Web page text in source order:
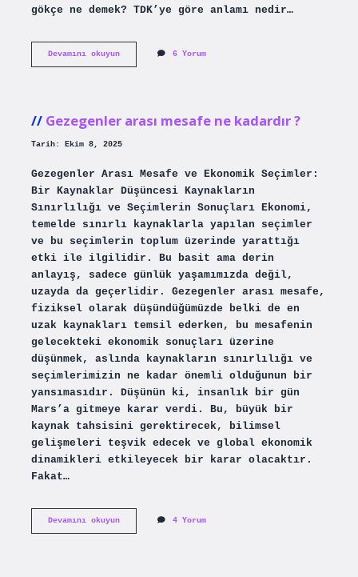
gökçe ne demek? TDK’ye göre anlamı nedir…
Devamını okuyunGökçe
6 Yorum
Gezegenler arası mesafe ne kadardır ?
Tarih: Ekim 8, 2025
Gezegenler Arası Mesafe ve Ekonomik Seçimler:
Bir Kaynaklar Düşüncesi Kaynakların
Sınırlılığı ve Seçimlerin Sonuçları Ekonomi,
temelde sınırlı kaynaklarla yapılan seçimler
ve bu seçimlerin toplum üzerinde yarattığı
etki ile ilgilidir. Bu basit ama derin
anlayış, sadece günlük yaşamımızda değil,
uzayda da geçerlidir. Gezegenler arası mesafe,
fiziksel olarak düşündüğümüzde belki de en
uzak kaynakları temsil ederken, bu mesafenin
gelecekteki ekonomik sonuçları üzerine
düşünmek, aslında kaynakların sınırlılığı ve
seçimlerimizin ne kadar önemli olduğunun bir
yansımasıdır. Düşünün ki, insanlık bir gün
Mars’a gitmeye karar verdi. Bu, büyük bir
kaynak tahsisini gerektirecek, bilimsel
gelişmeleri teşvik edecek ve global ekonomik
dinamikleri etkileyecek bir karar olacaktır.
Fakat…
Devamını okuyunGezegenler
arası
4 Yorum